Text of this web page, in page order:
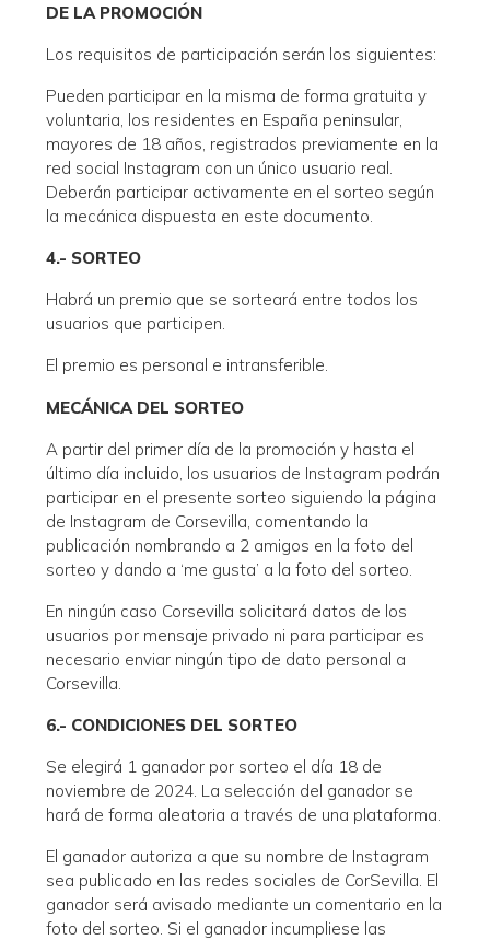
DE LA PROMOCIÓN
Los requisitos de participación serán los siguientes:
Pueden participar en la misma de forma gratuita y
voluntaria, los residentes en España peninsular,
mayores de 18 años, registrados previamente en la
red social Instagram con un único usuario real.
Deberán participar activamente en el sorteo según
la mecánica dispuesta en este documento.
4.- SORTEO
Habrá un premio que se sorteará entre todos los
usuarios que participen.
El premio es personal e intransferible.
MECÁNICA DEL SORTEO
A partir del primer día de la promoción y hasta el
último día incluido, los usuarios de Instagram podrán
participar en el presente sorteo siguiendo la página
de Instagram de Corsevilla, comentando la
publicación nombrando a 2 amigos en la foto del
sorteo y dando a ‘me gusta’ a la foto del sorteo.
En ningún caso Corsevilla solicitará datos de los
usuarios por mensaje privado ni para participar es
necesario enviar ningún tipo de dato personal a
Corsevilla.
6.- CONDICIONES DEL SORTEO
Se elegirá 1 ganador por sorteo el día 18 de
noviembre de 2024. La selección del ganador se
hará de forma aleatoria a través de una plataforma.
El ganador autoriza a que su nombre de Instagram
sea publicado en las redes sociales de CorSevilla. El
ganador será avisado mediante un comentario en la
foto del sorteo. Si el ganador incumpliese las